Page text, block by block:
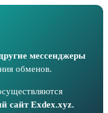
мессенджеры
обменов.
сайт Exdex.xyz.